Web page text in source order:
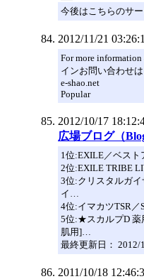
今後はこちらのサ
2012/11/21
For more
インお問い合わせは
e-shao.net
Popular
2012/10/17
広場ブログ（
1位:EXILE／ベスト
2位:EXILE TRIBE
3位:クリスタルガ
イ…
4位:イマカツTSR／
5位:★スカルプD 薬
肌用]…
最終更新日： 2012/
2011/10/18